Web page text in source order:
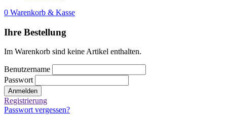
0 Warenkorb & Kasse
Ihre Bestellung
Im Warenkorb sind keine Artikel enthalten.
Benutzername
Passwort
Anmelden
Registrierung
Passwort vergessen?